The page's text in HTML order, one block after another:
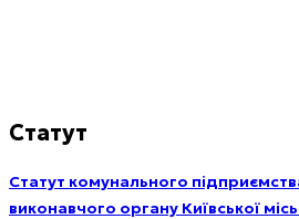
Статут
Статут комунального
виконавчого органу Київської